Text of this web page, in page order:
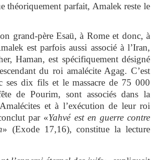
théoriquement parfait, Amalek reste le
grand-père Esaü, à Rome et donc, à
est parfois aussi associé à l’Iran,
Haman, est spécifiquement désigné
du roi amalécite Agag. C’est
ses dix fils et le massacre de 75 000
de Pourim, sont associés dans la
et à l’exécution de leur roi
par «Yahvé est en guerre contre
» (Exode 17,16), constitue la lecture